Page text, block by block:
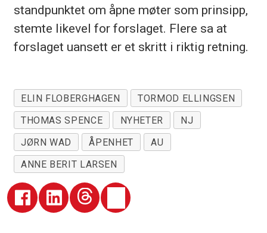
standpunktet om åpne møter som prinsipp,
stemte likevel for forslaget. Flere sa at
forslaget uansett er et skritt i riktig retning.
ELIN FLOBERGHAGEN
TORMOD ELLINGSEN
THOMAS SPENCE
NYHETER
NJ
JØRN WAD
ÅPENHET
AU
ANNE BERIT LARSEN